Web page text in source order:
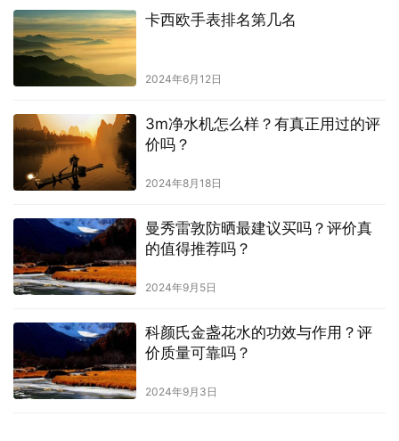
卡西欧手表排名第几名
2024年6月12日
3m净水机怎么样？有真正用过的评
价吗？
2024年8月18日
曼秀雷敦防晒最建议买吗？评价真
的值得推荐吗？
2024年9月5日
科颜氏金盏花水的功效与作用？评
价质量可靠吗？
2024年9月3日